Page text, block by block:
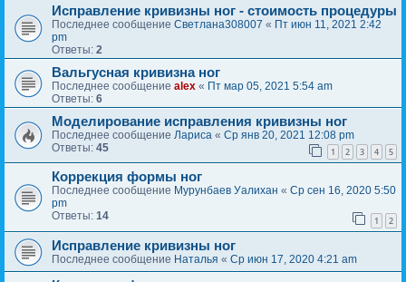
Исправление кривизны ног - стоимость процедуры
Последнее сообщение Светлана308007 « Пт июн 11, 2021 2:42
pm
Ответы: 2
Вальгусная кривизна ног
Последнее сообщение alex « Пт мар 05, 2021 5:54 am
Ответы: 6
Моделирование исправления кривизны ног
Последнее сообщение Лариса « Ср янв 20, 2021 12:08 pm
Ответы: 45 1 2 3 4 5
Коррекция формы ног
Последнее сообщение Мурунбаев Уалихан « Ср сен 16, 2020 5:50
pm
Ответы: 14 1 2
Исправление кривизны ног
Последнее сообщение Наталья « Ср июн 17, 2020 4:21 am